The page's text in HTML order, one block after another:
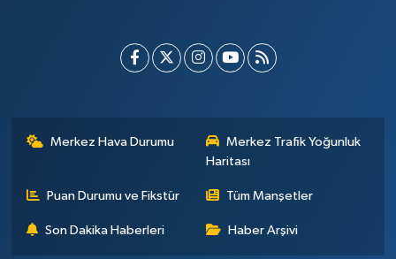
Merkez Hava Durumu
Merkez Trafik Yoğunluk
Haritası
Puan Durumu ve Fikstür Tüm Manşetler
Son Dakika Haberleri Haber Arşivi